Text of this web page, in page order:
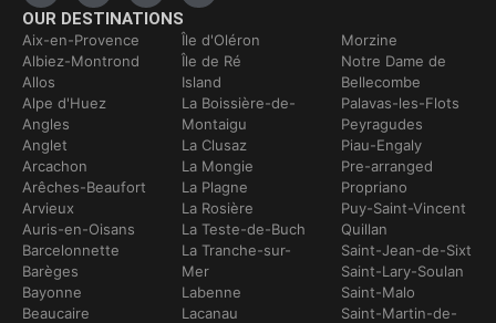
OUR DESTINATIONS
Aix-en-Provence
Albiez-Montrond
Allos
Alpe d'Huez
Angles
Anglet
Arcachon
Arêches-Beaufort
Arvieux
Auris-en-Oisans
Barcelonnette
Barèges
Bayonne
Beaucaire
Île d'Oléron
Île de Ré
Island
La Boissière-de-
Montaigu
La Clusaz
La Mongie
La Plagne
La Rosière
La Teste-de-Buch
La Tranche-sur-
Mer
Labenne
Lacanau
Morzine
Notre Dame de
Bellecombe
Palavas-les-Flots
Peyragudes
Piau-Engaly
Pre-arranged
Propriano
Puy-Saint-Vincent
Quillan
Saint-Jean-de-Sixt
Saint-Lary-Soulan
Saint-Malo
Saint-Martin-de-